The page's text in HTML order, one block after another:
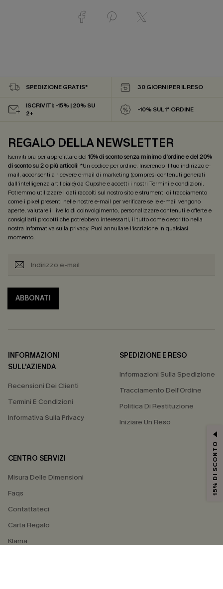
SPEDIZIONE GRATIS* 30 GIORNI PER IL RESO
ISCRIVITI: -15% | 20% SU
2+
-10% SUL 1° ORDINE
REGALO DELLA NEWSLETTER
Iscriviti ora per approfittare del 15% di sconto senza minimo d'ordine e del 20%
di sconto su 2 o più articoli! *Un codice per ordine. Inserendo il tuo indirizzo e-
mail, acconsenti a ricevere e-mail di marketing (compresi contenuti generati
dall'intelligenza artificiale) da Cupshe e accetti i nostri Termini e condizioni.
Potremmo utilizzare i dati raccolti sul nostro sito e strumenti di tracciamento
come i pixel presenti nelle nostre e-mail per verificare se le e-mail vengono
aperte, valutare il livello di coinvolgimento, personalizzare contenuti e offerte e
consigliarti prodotti che potrebbero interessarti, il tutto come descritto nella
nostra Informativa sulla privacy. Puoi annullare l'iscrizione in qualsiasi
momento.
ABBONATI
INFORMAZIONI
SULL'AZIENDA
Recensioni Dei Clienti
Termini E Condizioni
Informativa Sulla Privacy
SPEDIZIONE E RESO
Informazioni Sulla Spedizione
Tracciamento Dell'Ordine
Politica Di Restituzione
Iniziare Un Reso
CENTRO SERVIZI
Misura Delle Dimensioni
Faqs
Contattateci
Carta Regalo
Klarna
15% DI SCONTO